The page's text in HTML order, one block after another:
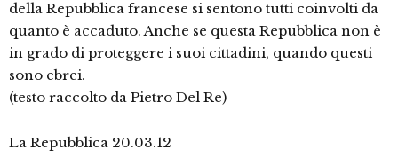
della Repubblica francese si sentono tutti coinvolti da
quanto è accaduto. Anche se questa Repubblica non è
in grado di proteggere i suoi cittadini, quando questi
sono ebrei.
(testo raccolto da Pietro Del Re)
La Repubblica 20.03.12